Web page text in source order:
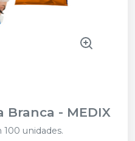
Branca - MEDIX
unidades.